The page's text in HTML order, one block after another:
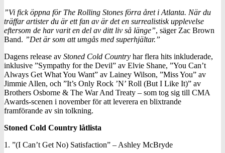
”Vi fick öppna för The Rolling Stones förra året i Atlanta. När du
träffar artister du är ett fan av är det en surrealistisk upplevelse
eftersom de har varit en del av ditt liv så länge”, säger Zac Brown
Band. ”Det är som att umgås med superhjältar.”
Dagens release av Stoned Cold Country har flera hits inkluderade,
inklusive ”Sympathy for the Devil” av Elvie Shane, ”You Can’t
Always Get What You Want” av Lainey Wilson, ”Miss You” av
Jimmie Allen, och ”It’s Only Rock ’N’ Roll (But I Like It)” av
Brothers Osborne & The War And Treaty – som tog sig till CMA
Awards-scenen i november för att leverera en blixtrande
framförande av sin tolkning.
Stoned Cold Country låtlista
1. ”(I Can’t Get No) Satisfaction” – Ashley McBryde